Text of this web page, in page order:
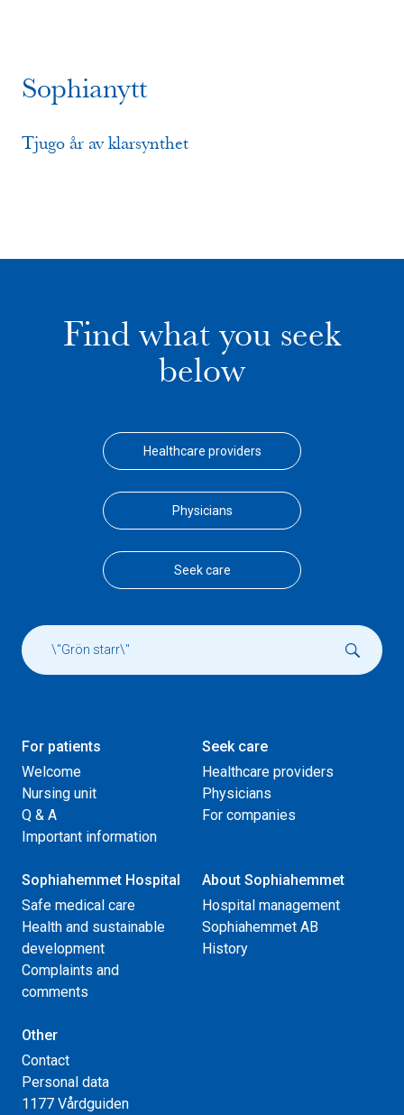
Sophianytt
Tjugo år av klarsynthet
Find what you seek
below
Healthcare providers
Physicians
Seek care
For patients
Welcome
Nursing unit
Q & A
Important information
Seek care
Healthcare providers
Physicians
For companies
Sophiahemmet Hospital
Safe medical care
Health and sustainable
development
Complaints and
comments
About Sophiahemmet
Hospital management
Sophiahemmet AB
History
Other
Contact
Personal data
1177 Vårdguiden